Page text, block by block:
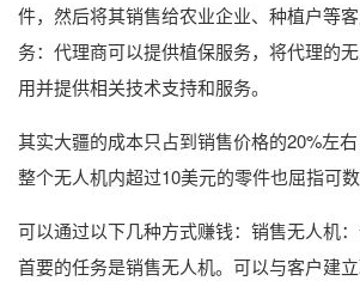
件，然后将其销售给农业企业、种植户等
务：代理商可以提供植保服务，将代理的
用并提供相关技术支持和服务。
其实大疆的成本只占到销售价格的20%左右
整个无人机内超过10美元的零件也屈指可数
可以通过以下几种方式赚钱：销售无人机：
首要的任务是销售无人机。可以与客户建